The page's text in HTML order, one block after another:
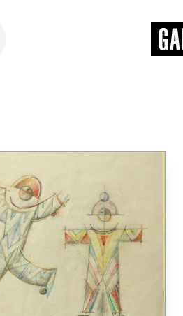
LE COLLEZIONI
GLI AUTORI
LORENZO VIANI
MOSTRE
EVENTI
PALAZZO DELLE MUSE